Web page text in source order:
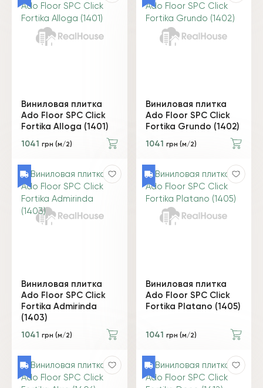
Виниловая плитка
Ado Floor SPC Click
Fortika Alloga (1401)
1041 грн (м/2)
Виниловая плитка
Ado Floor SPC Click
Fortika Grundo (1402)
1041 грн (м/2)
Виниловая плитка
Ado Floor SPC Click
Fortika Admirinda
(1403)
1041 грн (м/2)
Виниловая плитка
Ado Floor SPC Click
Fortika Platano (1405)
1041 грн (м/2)